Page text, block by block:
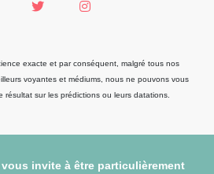
exacte et par conséquent, malgré tous nos
voyantes et médiums, nous ne pouvons vous
résultat sur les prédictions ou leurs datations.
vous invite à être particulièrement